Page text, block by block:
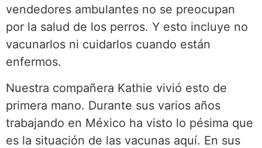
vendedores ambulantes no se preocupan
por la salud de los perros. Y esto incluye no
vacunarlos ni cuidarlos cuando están
enfermos.
Nuestra compañera Kathie vivió esto de
primera mano. Durante sus varios años
trabajando en México ha visto lo pésima que
es la situación de las vacunas aquí. En sus